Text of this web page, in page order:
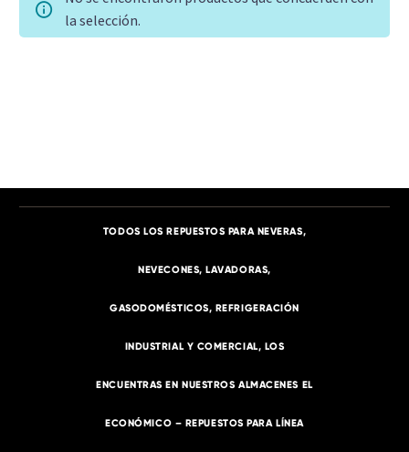
TITLE
la selección.
TODOS LOS REPUESTOS PARA NEVERAS,
NEVECONES, LAVADORAS,
GASODOMÉSTICOS, REFRIGERACIÓN
INDUSTRIAL Y COMERCIAL, LOS
ENCUENTRAS EN NUESTROS ALMACENES EL
ECONÓMICO – REPUESTOS PARA LÍNEA